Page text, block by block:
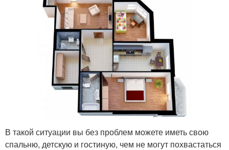
В такой ситуации вы без проблем можете иметь свою
спальню, детскую и гостиную, чем не могут похвастаться